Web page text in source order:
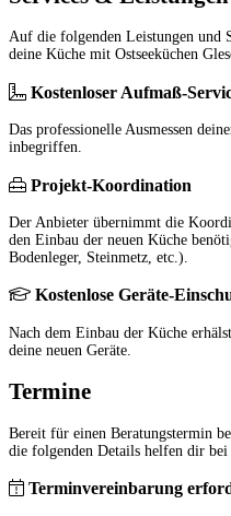
Auf die folgenden Leistungen und
deine Küche mit Ostseeküchen
Kostenloser Aufmaß-
Das professionelle Ausmessen
inbegriffen.
Projekt-Koordination
Der Anbieter übernimmt die
den Einbau der neuen Küche
Bodenleger, Steinmetz, etc.).
Kostenlose Geräte-
Nach dem Einbau der Küche
deine neuen Geräte.
Termine
Bereit für einen Beratungstermin
die folgenden Details helfen dir bei
Terminvereinbarung